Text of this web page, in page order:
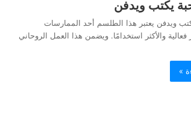
يكتب ويدفن
ويدفن يعتبر هذا الطلسم أحد الممارسات
فعالية والأكثر استخدامًا. ويضمن هذا العمل الروحاني
»